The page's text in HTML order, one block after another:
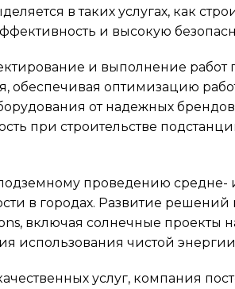
в таких услугах, как
и высокую
и выполнение
обеспечивая оптимизацию
от надежных
при строительстве
проведению средне-
в городах. Развитие
включая солнечные проекты
использования чистой
услуг, компания